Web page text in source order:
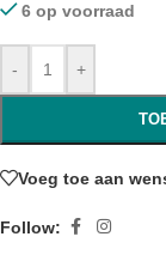
6 op voorraad
- +
Voeg toe aan
Follow: